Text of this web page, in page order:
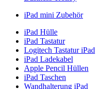
iPad mini Zubehör
iPad Hülle
iPad Tastatur
Logitech Tastatur iPad
iPad Ladekabel
Apple Pencil Hüllen
iPad Taschen
Wandhalterung iPad